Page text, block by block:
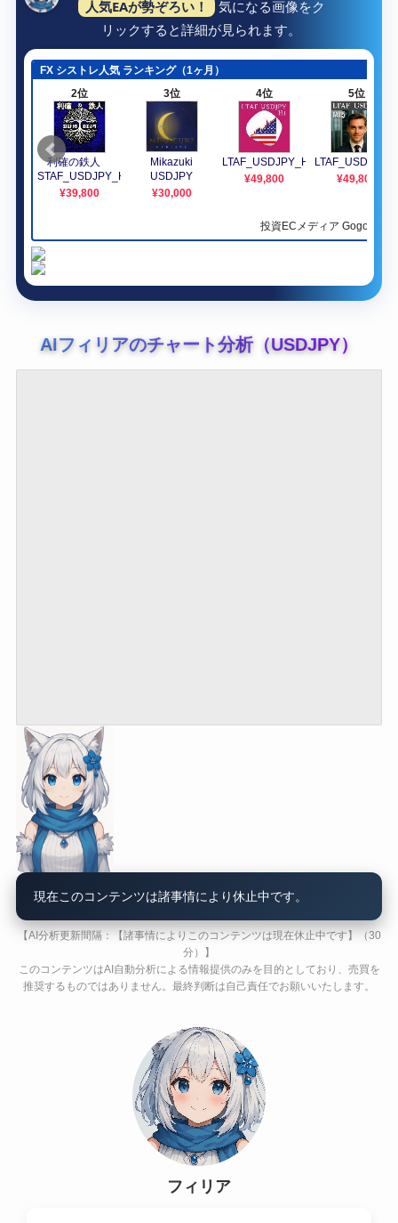
人気EAが勢ぞろい！
気になる画像をク
リックすると詳細が見られます。
AIフィリアのチャート分析（USDJPY）
現在このコンテンツは諸事情により休止中です。
【AI分析更新間隔：【諸事情によりこのコンテンツは現在休止中です】（30
分）】
このコンテンツはAI自動分析による情報提供のみを目的としており、売買を
推奨するものではありません。最終判断は自己責任でお願いいたします。
フィリア